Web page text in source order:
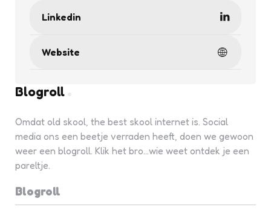
Linkedin
Website
Blogroll
Omdat old skool, the best skool internet is. Social
media ons een beetje verraden heeft, doen we gewoon
weer een blogroll. Klik het bro...wie weet ontdek je een
pareltje.
Blogroll